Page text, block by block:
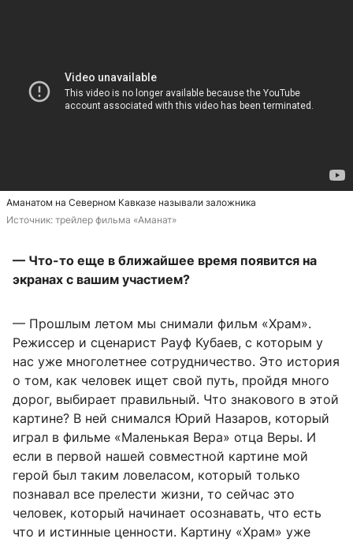
Аманатом на Северном Кавказе называли заложника
Источник: трейлер фильма «Аманат»
— Что-то еще в ближайшее время появится на
экранах с вашим участием?
— Прошлым летом мы снимали фильм «Храм».
Режиссер и сценарист Рауф Кубаев, с которым у
нас уже многолетнее сотрудничество. Это история
о том, как человек ищет свой путь, пройдя много
дорог, выбирает правильный. Что знакового в этой
картине? В ней снимался Юрий Назаров, который
играл в фильме «Маленькая Вера» отца Веры. И
если в первой нашей совместной картине мой
герой был таким ловеласом, который только
познавал все прелести жизни, то сейчас это
человек, который начинает осознавать, что есть
что и истинные ценности. Картину «Храм» уже